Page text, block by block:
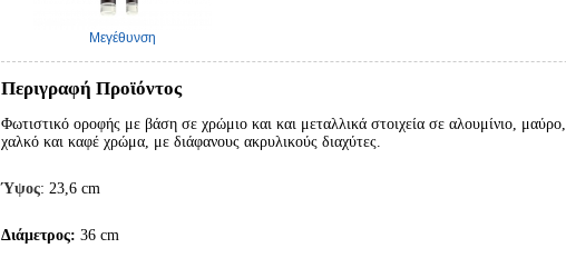
Μεγέθυνση
Περιγραφή Προϊόντος
Φωτιστικό οροφής με βάση σε χρώμιο και και μεταλλικά στοιχεία σε αλουμίνιο, μαύρο,
χαλκό και καφέ χρώμα, με διάφανους ακρυλικούς διαχύτες.
Ύψος: 23,6 cm
Διάμετρος: 36 cm